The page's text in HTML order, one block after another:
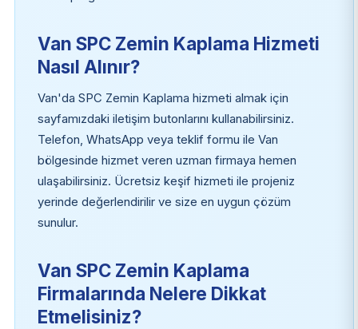
Van SPC Zemin Kaplama Hizmeti
Nasıl Alınır?
Van'da SPC Zemin Kaplama hizmeti almak için
sayfamızdaki iletişim butonlarını kullanabilirsiniz.
Telefon, WhatsApp veya teklif formu ile Van
bölgesinde hizmet veren uzman firmaya hemen
ulaşabilirsiniz. Ücretsiz keşif hizmeti ile projeniz
yerinde değerlendirilir ve size en uygun çözüm
sunulur.
Van SPC Zemin Kaplama
Firmalarında Nelere Dikkat
Etmelisiniz?